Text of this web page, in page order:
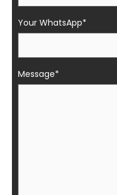
Your WhatsApp*
Message*